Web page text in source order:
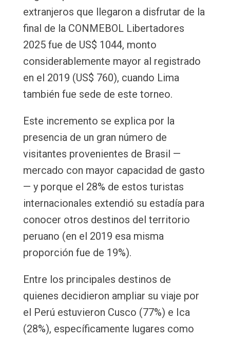
extranjeros que llegaron a disfrutar de la
final de la CONMEBOL Libertadores
2025 fue de US$ 1044, monto
considerablemente mayor al registrado
en el 2019 (US$ 760), cuando Lima
también fue sede de este torneo.
Este incremento se explica por la
presencia de un gran número de
visitantes provenientes de Brasil —
mercado con mayor capacidad de gasto
— y porque el 28% de estos turistas
internacionales extendió su estadía para
conocer otros destinos del territorio
peruano (en el 2019 esa misma
proporción fue de 19%).
Entre los principales destinos de
quienes decidieron ampliar su viaje por
el Perú estuvieron Cusco (77%) e Ica
(28%), específicamente lugares como